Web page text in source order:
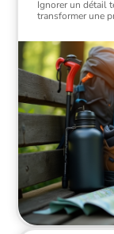
Ignorer un détail
transformer une